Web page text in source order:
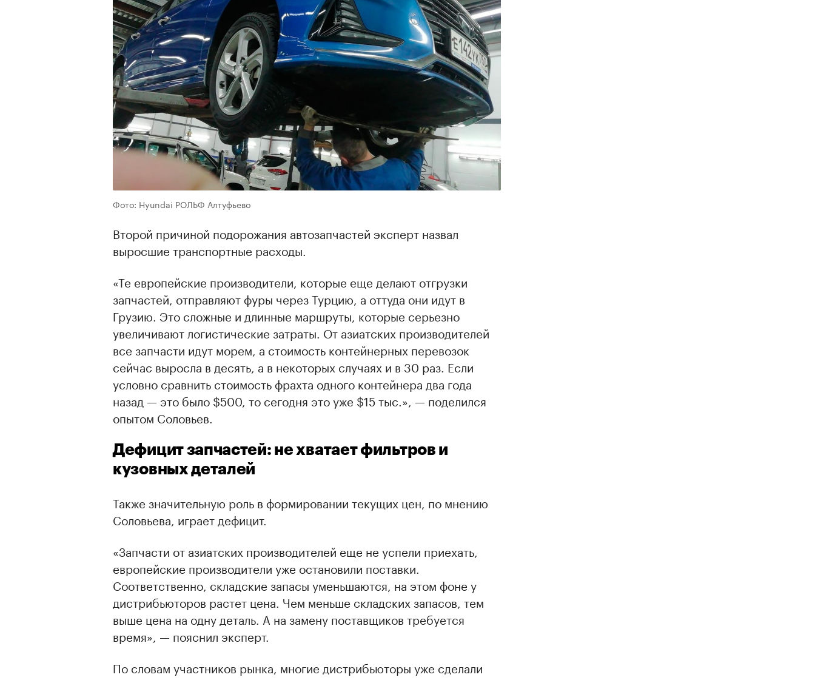
Фото: Hyundai РОЛЬФ Алтуфьево
Второй причиной подорожания автозапчастей эксперт назвал
выросшие транспортные расходы.
«Те европейские производители, которые еще делают отгрузки
запчастей, отправляют фуры через Турцию, а оттуда они идут в
Грузию. Это сложные и длинные маршруты, которые серьезно
увеличивают логистические затраты. От азиатских производителей
все запчасти идут морем, а стоимость контейнерных перевозок
сейчас выросла в десять, а в некоторых случаях и в 30 раз. Если
условно сравнить стоимость фрахта одного контейнера два года
назад — это было $500, то сегодня это уже $15 тыс.», — поделился
опытом Соловьев.
Дефицит запчастей: не хватает фильтров и
кузовных деталей
Также значительную роль в формировании текущих цен, по мнению
Соловьева, играет дефицит.
«Запчасти от азиатских производителей еще не успели приехать,
европейские производители уже остановили поставки.
Соответственно, складские запасы уменьшаются, на этом фоне у
дистрибьюторов растет цена. Чем меньше складских запасов, тем
выше цена на одну деталь. А на замену поставщиков требуется
время», — пояснил эксперт.
По словам участников рынка, многие дистрибьюторы уже сделали